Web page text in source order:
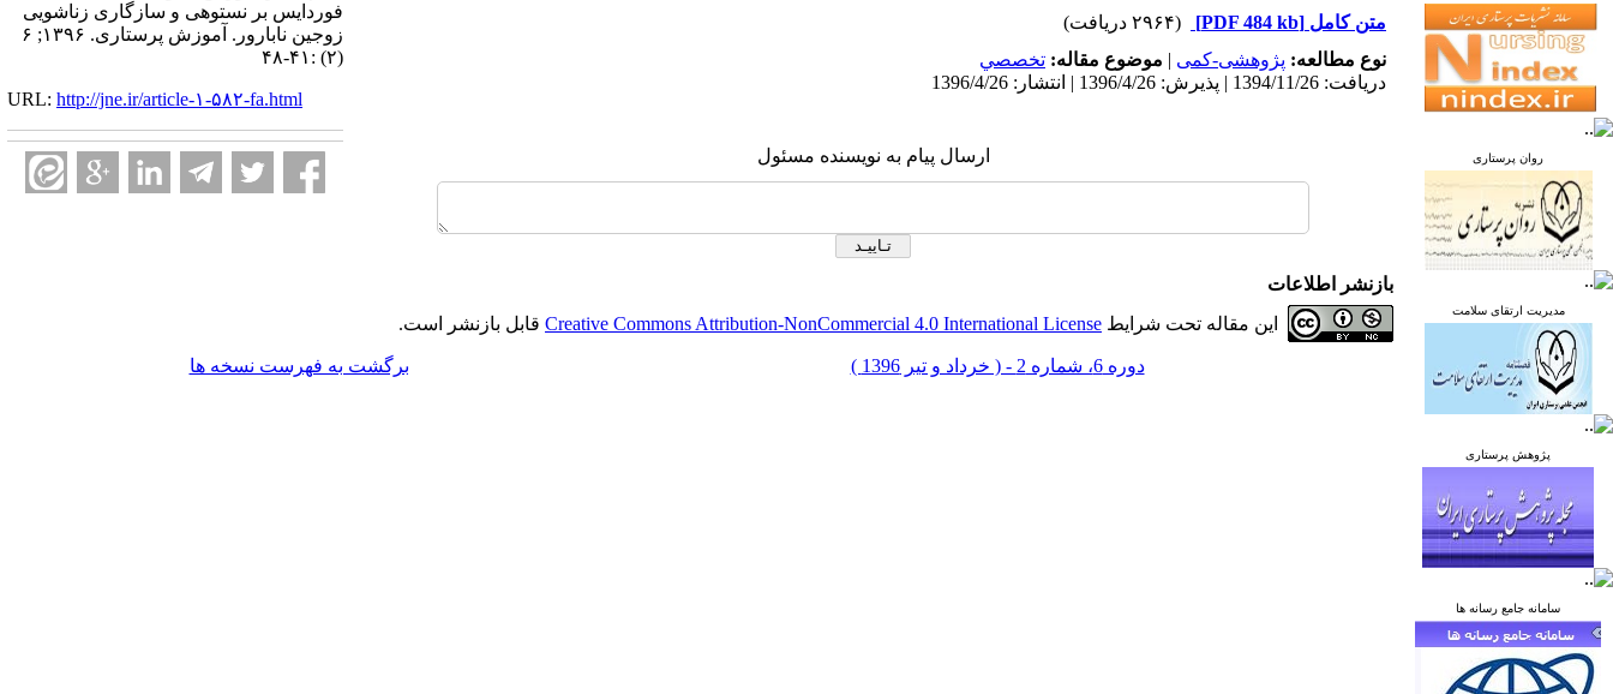
روان پرستاری
مدیریت ارتقای سلامت
پژوهش پرستاری
سامانه جامع رسانه ها
متن کامل [PDF 484 kb]
(۲۹۶۴ دریافت)
نوع مطالعه: پژوهشی-کمی | موضوع مقاله: تخصصي
دریافت: 1394/11/26 | پذیرش: 1396/4/26 | انتشار: 1396/4/26
ارسال پیام به نویسنده مسئول
فوردایس بر نستوهی و سازگاری زناشویی
زوجین نابارور. آموزش پرستاری. ۱۳۹۶; ۶
(۲) :۴۱-۴۸
URL: http://jne.ir/article-۱-۵۸۲-fa.html
بازنشر اطلاعات
این مقاله تحت شرایط Creative Commons Attribution-NonCommercial 4.0 International License قابل بازنشر است.
دوره 6، شماره 2 - ( خرداد و تیر 1396 ) برگشت به فهرست نسخه ها